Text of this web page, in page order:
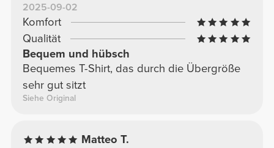
2025-09-02
Komfort
Qualität
Bequem und hübsch
Bequemes T-Shirt, das durch die Übergröße
sehr gut sitzt
Siehe Original
Matteo T.